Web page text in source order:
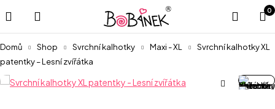
0
Domů Shop Svrchní kalhotky Maxi - XL
Svrchní kalhotky XL
patentky – Lesní zvířátka